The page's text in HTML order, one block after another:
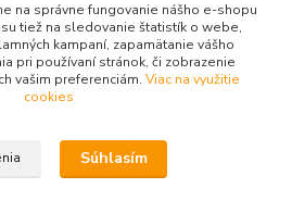
na správne fungovanie nášho e-shopu
tiež na sledovanie štatistík o webe,
kampaní, zapamätanie vášho
pri používaní stránok, či zobrazenie
vašim preferenciám. Viac na využitie
cookies
Súhlasím